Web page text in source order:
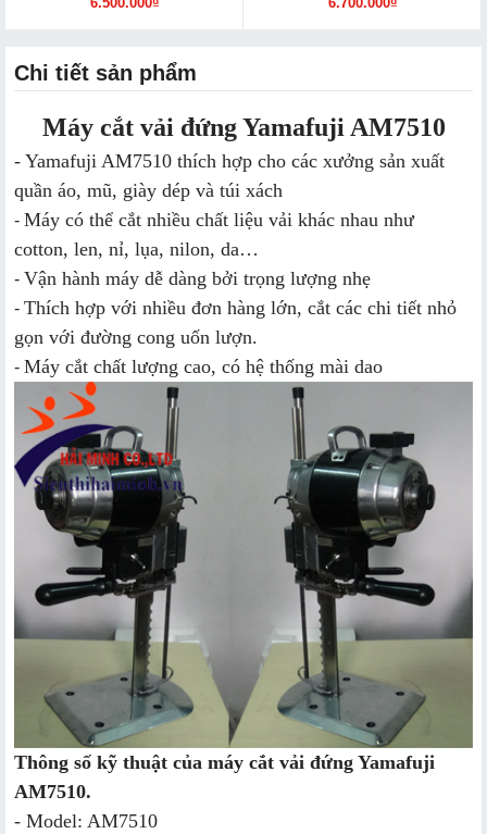
Chi tiết sản phẩm
Máy cắt vải đứng Yamafuji AM7510
- Yamafuji AM7510 thích hợp cho các xưởng sản xuất
quần áo, mũ, giày dép và túi xách
- Máy có thể cắt nhiều chất liệu vải khác nhau như
cotton, len, nỉ, lụa, nilon, da…
- Vận hành máy dễ dàng bởi trọng lượng nhẹ
- Thích hợp với nhiều đơn hàng lớn, cắt các chi tiết nhỏ
gọn với đường cong uốn lượn.
- Máy cắt chất lượng cao, có hệ thống mài dao
Thông số kỹ thuật của máy cắt vải đứng Yamafuji
AM7510.
- Model: AM7510